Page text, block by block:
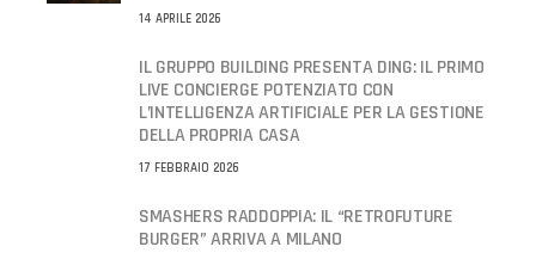
14 APRILE 2026
IL GRUPPO BUILDING PRESENTA DING: IL PRIMO
LIVE CONCIERGE POTENZIATO CON
L’INTELLIGENZA ARTIFICIALE PER LA GESTIONE
DELLA PROPRIA CASA
17 FEBBRAIO 2026
SMASHERS RADDOPPIA: IL “RETROFUTURE
BURGER” ARRIVA A MILANO